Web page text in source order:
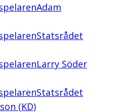
Adam
Statsrådet
Larry Söder
Statsrådet
(KD)